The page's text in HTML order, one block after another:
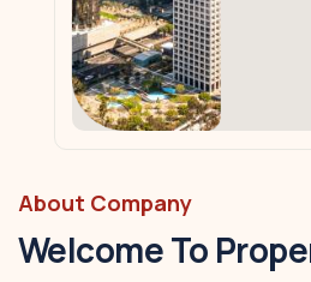
About Company
Welcome To